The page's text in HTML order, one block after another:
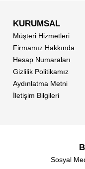
KURUMSAL
Müşteri Hizmetleri
Firmamız Hakkında
Hesap Numaraları
Gizlilik Politikamız
Aydınlatma Metni
İletişim Bilgileri
Sosyal